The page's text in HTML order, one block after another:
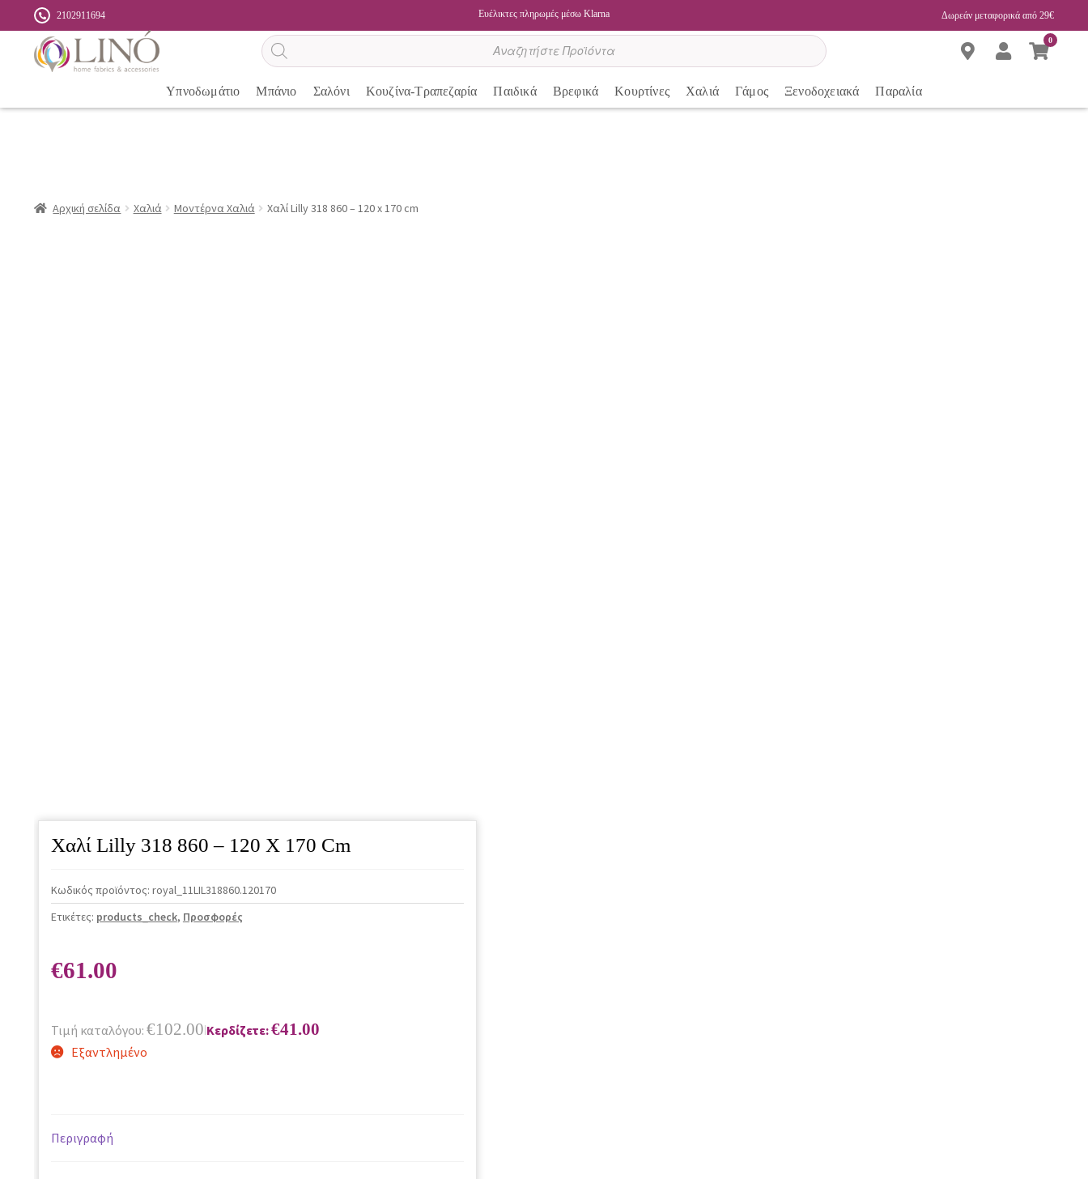
2102911694 Ευέλικτες πληρωμές μέσω Klarna Δωρεάν μεταφορικά από 29€
Αναζήτηση
προϊόντων
0
Υπνοδωμάτιο Μπάνιο Σαλόνι Κουζίνα-Τραπεζαρία Παιδικά Βρεφικά Κουρτίνες Χαλιά Γάμος Ξενοδοχειακά Παραλία
Αρχική σελίδα Χαλιά Μοντέρνα Χαλιά Χαλί Lilly 318 860 – 120 x 170 cm
Χαλί Lilly 318 860 – 120 X 170 Cm
Κωδικός προϊόντος: royal_11LIL318860.120170
Ετικέτες: products_check, Προσφορές
€61.00
Τιμή καταλόγου: €102.00|Κερδίζετε:€41.00
Εξαντλημένο
Περιγραφή